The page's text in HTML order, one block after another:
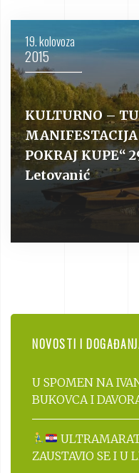
19. kolovoza
2015
KULTURNO –
MANIFESTACIJA
POKRAJ KUPE“
Letovanić
NOVOSTI I
U SPOMEN NA
BUKOVCA I
ZAUSTAVIO SE I U